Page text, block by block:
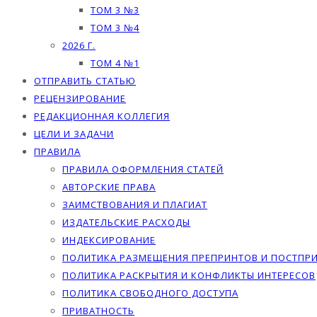
ТОМ 3 №3
ТОМ 3 №4
2026 Г.
ТОМ 4 №1
ОТПРАВИТЬ СТАТЬЮ
РЕЦЕНЗИРОВАНИЕ
РЕДАКЦИОННАЯ КОЛЛЕГИЯ
ЦЕЛИ И ЗАДАЧИ
ПРАВИЛА
ПРАВИЛА ОФОРМЛЕНИЯ СТАТЕЙ
АВТОРСКИЕ ПРАВА
ЗАИМСТВОВАНИЯ И ПЛАГИАТ
ИЗДАТЕЛЬСКИЕ РАСХОДЫ
ИНДЕКСИРОВАНИЕ
ПОЛИТИКА РАЗМЕЩЕНИЯ ПРЕПРИНТОВ И
ПОЛИТИКА РАСКРЫТИЯ И КОНФЛИКТЫ ИНТЕРЕСОВ
ПОЛИТИКА СВОБОДНОГО ДОСТУПА
ПРИВАТНОСТЬ